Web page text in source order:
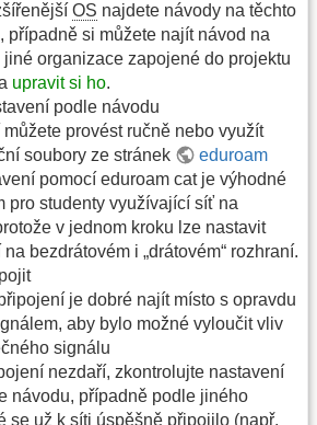
OS najdete návody na těchto
případně si můžete najít návod na
jiné organizace zapojené do projektu
upravit si ho.
podle návodu
provést ručně nebo využít
soubory ze stránek
eduroam
pomocí eduroam cat je výhodné
pro studenty využívající síť na
v jednom kroku lze nastavit
bezdrátovém i „drátovém“ rozhraní.
je dobré najít místo s opravdu
aby bylo možné vyloučit vliv
signálu
nezdaří, zkontrolujte nastavení
návodu, případně podle jiného
se už k síti úspěšně připojilo (např.